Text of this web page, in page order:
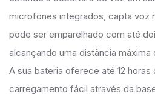
microfones integrados, capta voz
pode ser emparelhado com até
alcançando uma distância
A sua bateria oferece até 12
carregamento fácil através da